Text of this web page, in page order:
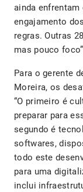
ainda
engajamento
regras. Outras
mas pouco
Para o gerente
Moreira, os
“O primeiro é
preparar para
segundo é
softwares,
todo este
para uma
inclui